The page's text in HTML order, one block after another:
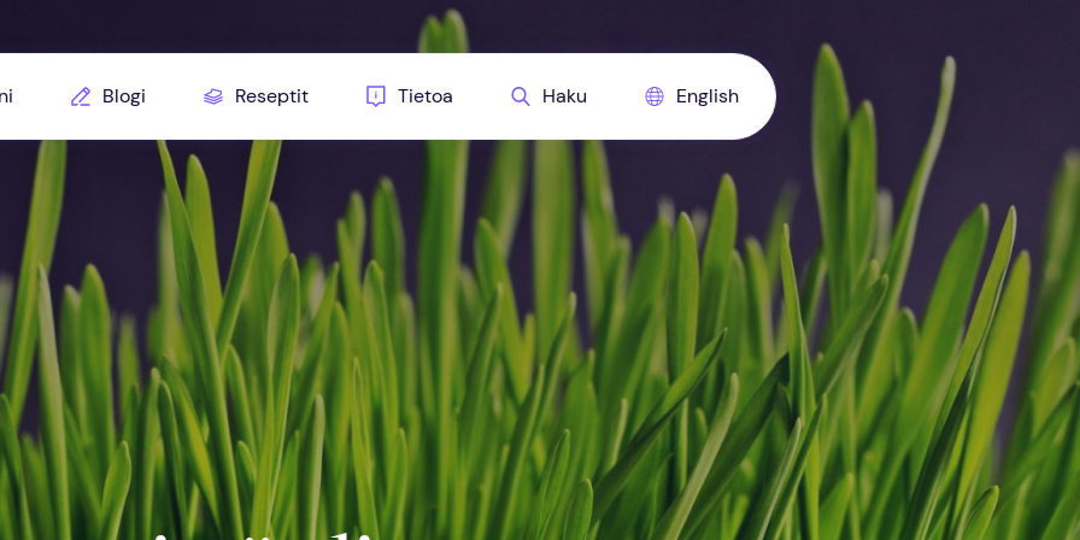
Blogi Reseptit Tietoa Haku English